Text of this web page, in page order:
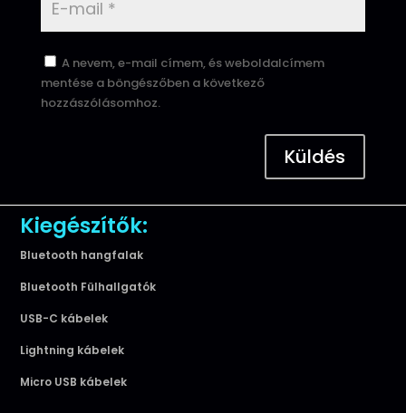
A nevem, e-mail címem, és weboldalcímem
mentése a böngészőben a következő
hozzászólásomhoz.
Küldés
Kiegészítők:
Bluetooth hangfalak
Bluetooth Fülhallgatók
USB-C kábelek
Lightning kábelek
Micro USB kábelek